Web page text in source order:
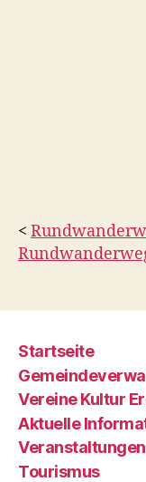
<
Startseite
Vereine Kultur
Aktuelle
Veranstaltungen
Tourismus